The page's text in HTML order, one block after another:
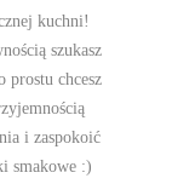
kuchni!
szukasz
chcesz
i zaspokoić
smakowe :)